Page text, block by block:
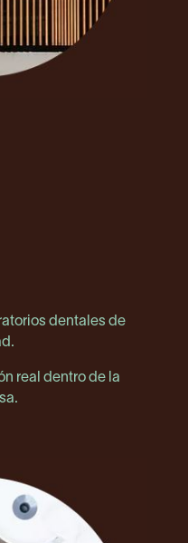
dentales de
real dentro de la